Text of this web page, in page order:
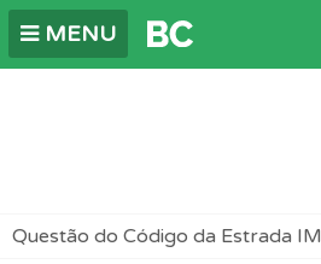
MENU
Questão do Código da Estrada